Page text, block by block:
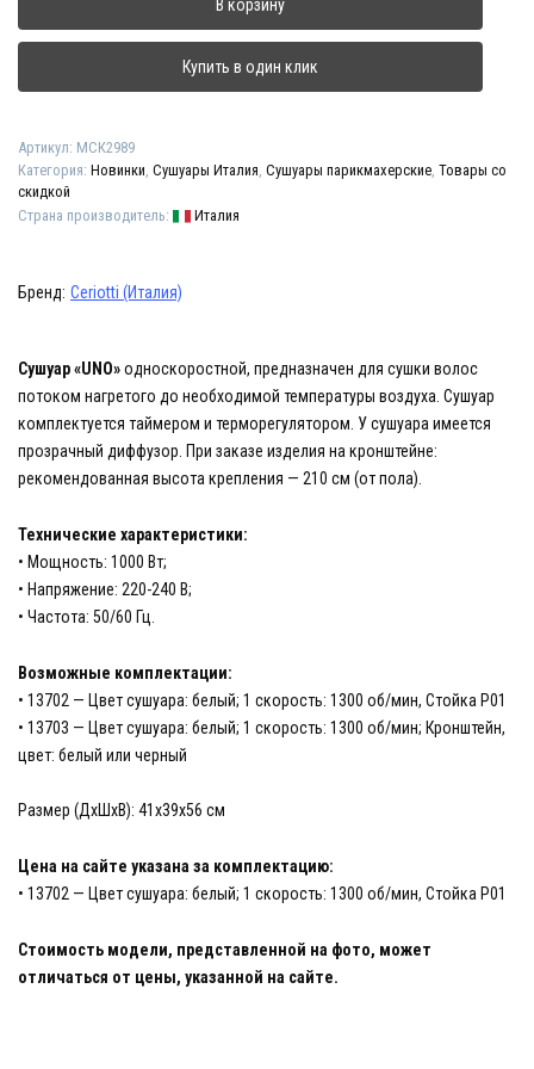
"UNO"В корзину
Купить в один клик
Артикул: МСК2989
Категория: Новинки, Сушуары Италия, Сушуары парикмахерские, Товары со
скидкой
Страна производитель:
Италия
Бренд: Ceriotti (Италия)
Сушуар «UNO»односкоростной, предназначен для сушки волос
потоком нагретого до необходимой температуры воздуха. Сушуар
комплектуется таймером и терморегулятором. У сушуара имеется
прозрачный диффузор. При заказе изделия на кронштейне:
рекомендованная высота крепления — 210 см (от пола).
Технические характеристики:
• Мощность: 1000 Вт;
• Напряжение: 220-240 В;
• Частота: 50/60 Гц.
Возможные комплектации:
• 13702 — Цвет сушуара: белый; 1 скорость: 1300 об/мин, Стойка P01
• 13703 — Цвет сушуара: белый; 1 скорость: 1300 об/мин; Кронштейн,
цвет: белый или черный
Размер (ДхШхВ): 41х39х56 см
Цена на сайте указана за комплектацию:
• 13702 — Цвет сушуара: белый; 1 скорость: 1300 об/мин, Стойка P01
Стоимость модели, представленной на фото, может
отличаться от цены, указанной на сайте.